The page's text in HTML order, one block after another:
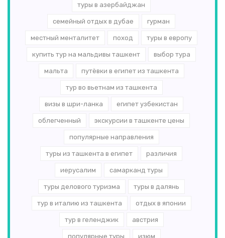
туры в азербайджан
семейный отдых в дубае гурман
местный менталитет поход туры в европу
купить тур на мальдивы ташкент выбор тура
мальта путёвки в египет из ташкента
тур во вьетнам из ташкента
визы в шри-ланка египет узбекистан
облегченный экскурсии в ташкенте цены
популярные направления
туры из ташкента в египет различия
иерусалим самарканд туры
туры делового туризма туры в далянь
тур в италию из ташкента отдых в японии
тур в геленджик австрия
популярные туры изюм